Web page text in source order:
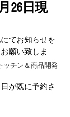
ッチン＆商品開発
26日現
てお知らせを
願い致しま
が既に予約さ